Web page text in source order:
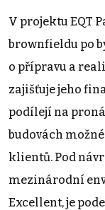
V projektu EQT
brownfieldu po
o přípravu a
zajišťuje jeho
podílejí na
budovách
klientů. Pod
mezinárodní
Excellent, je